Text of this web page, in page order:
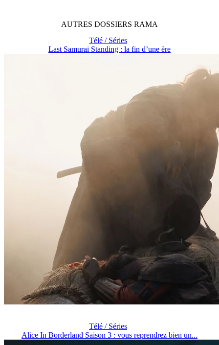
AUTRES DOSSIERS RAMA
Télé / Séries
Last Samurai Standing : la fin d’une ère
Télé / Séries
Alice In Borderland Saison 3 : vous reprendrez bien un...